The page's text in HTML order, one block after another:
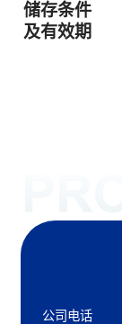
储存条件
及有效期
公司电话